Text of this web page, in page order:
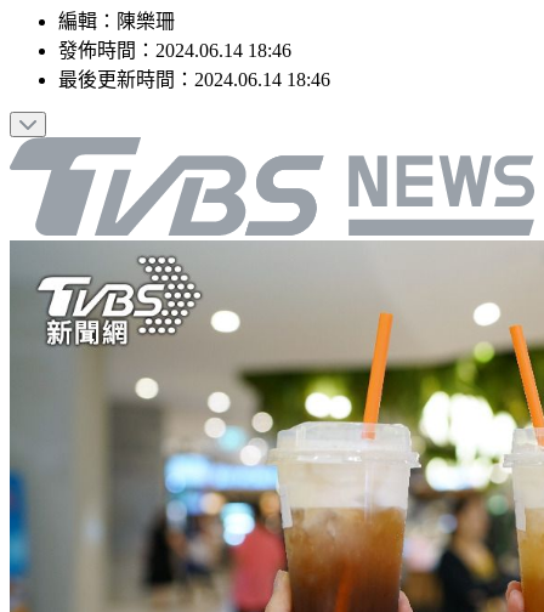
發佈時間：2024.06.14 18:46
最後更新時間：2024.06.14 18:46